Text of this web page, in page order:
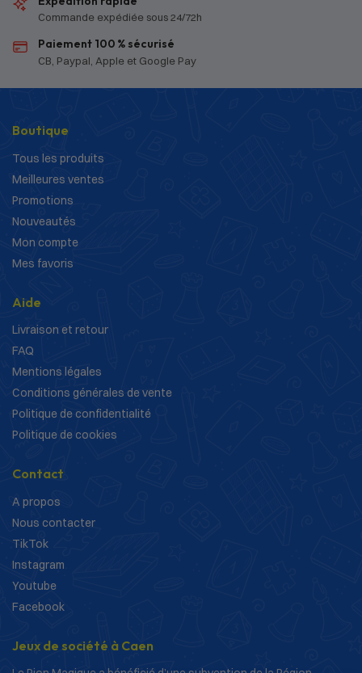
Commande expédiée sous 24/72h
Paiement 100 % sécurisé
CB, Paypal, Apple et Google Pay
Boutique
Tous les produits
Meilleures ventes
Promotions
Nouveautés
Mon compte
Mes favoris
Aide
Livraison et retour
FAQ
Mentions légales
Conditions générales de vente
Politique de confidentialité
Politique de cookies
Contact
A propos
Nous contacter
TikTok
Instagram
Youtube
Facebook
Jeux de société à Caen